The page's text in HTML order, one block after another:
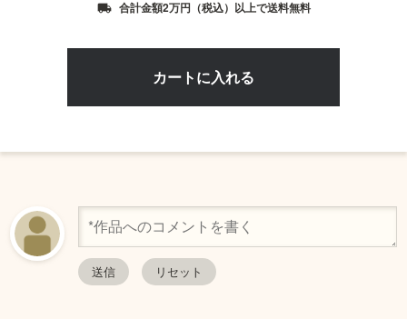
local_shipping 合計金額2万円（税込）以上で送料無料